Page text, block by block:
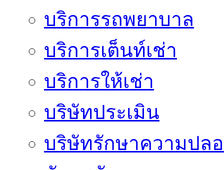
บริการรถพยาบาล
บริการเต็นท์เช่า
บริการให้เช่า
บริษัทประเมิน
บริษัทรักษาความปล